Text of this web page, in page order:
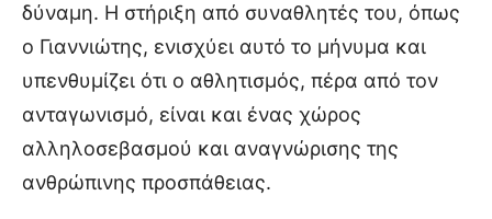
δύναμη. Η στήριξη από συναθλητές του, όπως
ο Γιαννιώτης, ενισχύει αυτό το μήνυμα και
υπενθυμίζει ότι ο αθλητισμός, πέρα από τον
ανταγωνισμό, είναι και ένας χώρος
αλληλοσεβασμού και αναγνώρισης της
ανθρώπινης προσπάθειας.